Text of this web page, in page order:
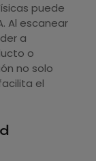
puede
Al escanear
a
o
no solo
el